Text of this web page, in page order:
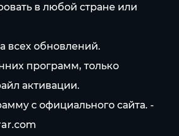
в любой стране или
всех обновлений.
программ, только
активации.
с официального сайта. -